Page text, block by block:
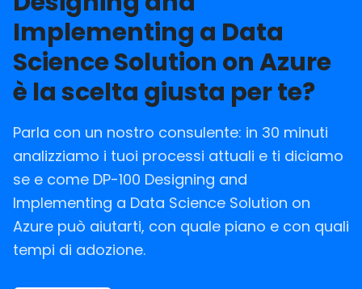
Implementing a Data
Science Solution on Azure
è la scelta giusta per te?
Parla con un nostro consulente: in 30 minuti
analizziamo i tuoi processi attuali e ti diciamo
se e come DP-100 Designing and
Implementing a Data Science Solution on
Azure può aiutarti, con quale piano e con quali
tempi di adozione.